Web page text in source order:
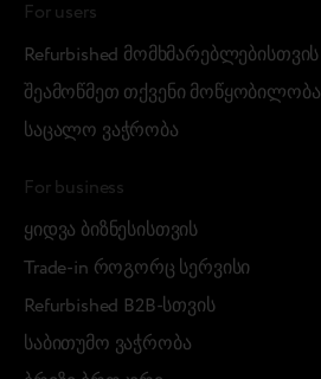
For users
Refurbished მომხმარებლებისთვის
შეამოწმეთ თქვენი მოწყობილობა
საცალო ვაჭრობა
For business
ყიდვა ბიზნესისთვის
Trade-in როგორც სერვისი
Refurbished B2B-სთვის
საბითუმო ვაჭრობა